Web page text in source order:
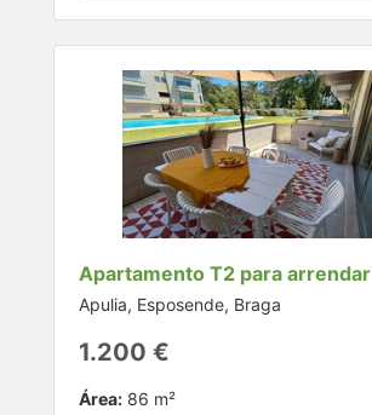
Apartamento T2 para arrendar
Apulia, Esposende, Braga
1.200 €
Área: 86 m²